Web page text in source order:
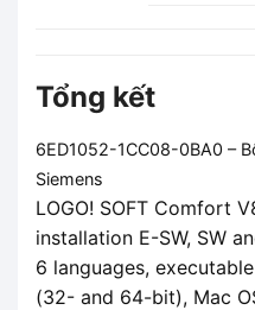
Tổng kết
6ED1052-1CC08-0BA0 –
Siemens
LOGO! SOFT Comfort
installation E-SW, SW
6 languages,
(32- and 64-bit), Mac